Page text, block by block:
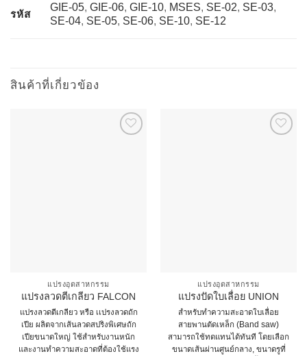
รหัส
GIE-05, GIE-06, GIE-10, MSES, SE-02, SE-03,
SE-04, SE-05, SE-06, SE-10, SE-12
สินค้าที่เกี่ยวข้อง
แปรงอุตสาหกรรม
แปรงลวดตีเกลียว FALCON
แปรงลวดตีเกลียว หรือ เเปรงลวดถัก
เปีย ผลิตจากเส้นลวดสปริงพิเศษถัก
เปียขนาดใหญ่ ใช้สำหรับงานหนัก
และงานทำความสะอาดที่ต้องใช้แรง
แปรงอุตสาหกรรม
แปรงปัดใบเลื่อย UNION
สำหรับทำความสะอาดใบเลื่อย
สายพานตัดเหล็ก (Band saw)
สามารถใช้ทดแทนได้ทันที โดยเลือก
ขนาดเส้นผ่านศูนย์กลาง, ขนาดรูที่